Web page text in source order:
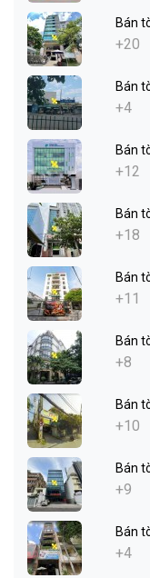
Bán
+20
Bán
+4
Bán
+12
Bán
+18
Bán
+11
Bán
+8
Bán
+10
Bán
+9
Bán
+4